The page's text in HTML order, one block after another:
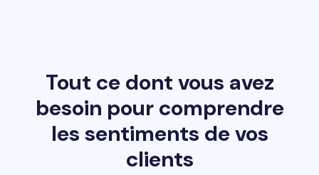
Tout ce dont vous avez
besoin pour comprendre
les sentiments de vos
clients